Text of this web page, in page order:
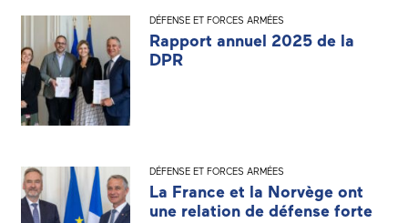
DÉFENSE ET FORCES ARMÉES
Rapport annuel 2025 de la
DPR
DÉFENSE ET FORCES ARMÉES
La France et la Norvège ont
une relation de défense forte